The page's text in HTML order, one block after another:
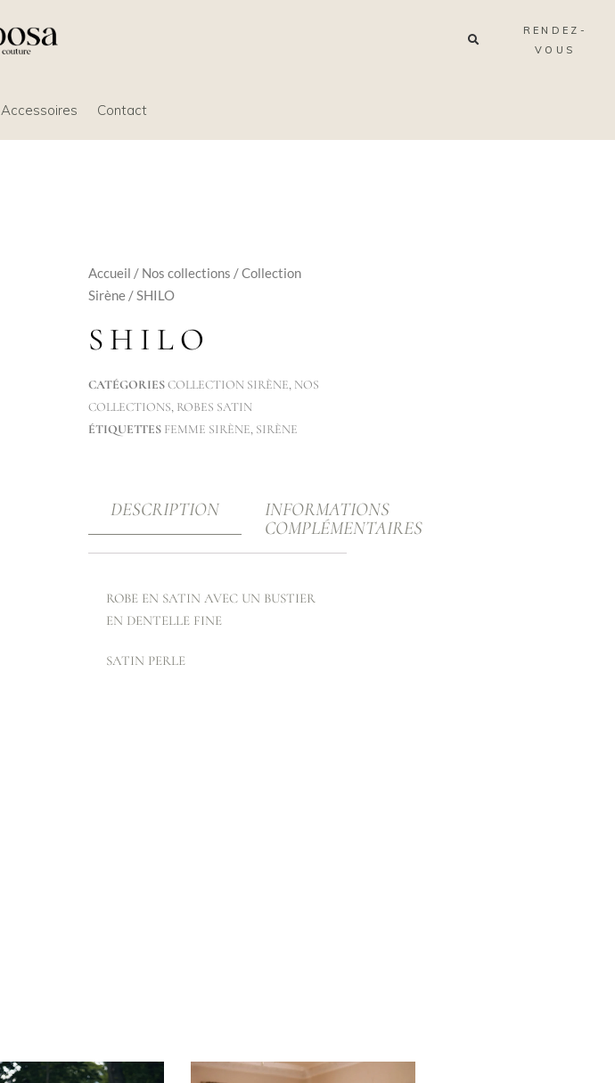
RENDEZ-
VOUS
Accessoires Contact
Accueil / Nos collections /Collection
Sirène/ SHILO
SHILO
CATÉGORIESCOLLECTION SIRÈNE, NOS
COLLECTIONS, ROBES SATIN
ÉTIQUETTES FEMME SIRÈNE, SIRÈNE
DESCRIPTION
INFORMATIONS
COMPLÉMENTAIRES
ROBE EN SATIN AVEC UN BUSTIER
EN DENTELLE FINE
SATIN PERLE